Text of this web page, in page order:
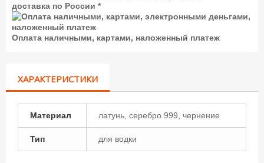
доставка по России *
Оплата наличными, картами, наложенный платеж
ХАРАКТЕРИСТИКИ
Материал латунь, серебро 999, чернение
Тип для водки